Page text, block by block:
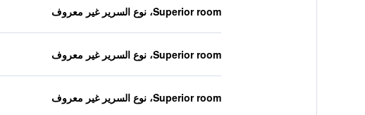
Superior room، نوع السرير غير معروف
Superior room، نوع السرير غير معروف
Superior room، نوع السرير غير معروف